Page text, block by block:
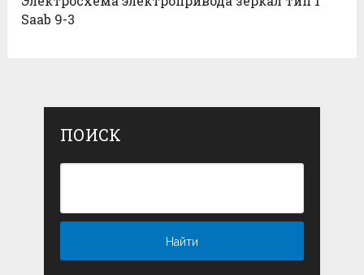
Saab 9-3
ПОИСК